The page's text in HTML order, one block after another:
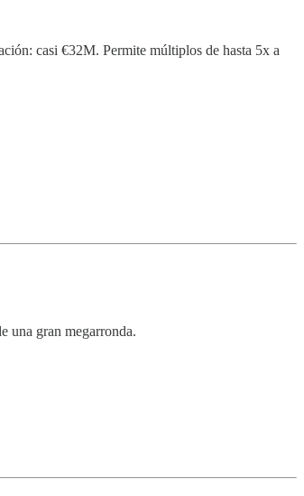
casi €32M. Permite múltiplos de hasta 5x a
una gran megarronda.